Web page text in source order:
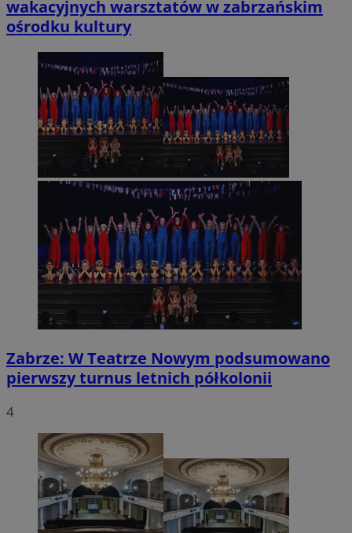
wakacyjnych warsztatów w zabrzańskim
ośrodku kultury
Zabrze: W Teatrze Nowym podsumowano
pierwszy turnus letnich półkolonii
4